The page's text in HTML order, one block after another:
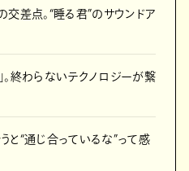
交差点。“睡る君”のサウンドア
。終わらないテクノロジーが繋
と“通じ合っているな”って感